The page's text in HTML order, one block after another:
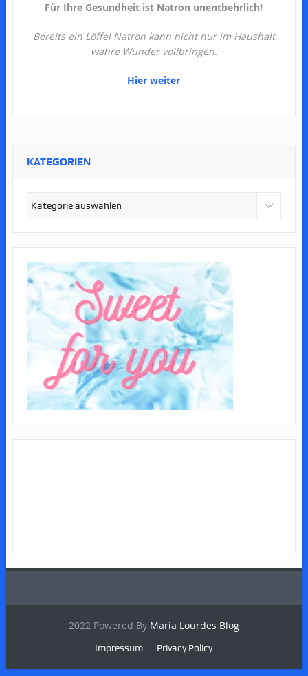
Für Ihre Gesundheit ist Natron unentbehrlich!
Bereits ein Löffel Natron kann nicht nur im Haushalt
wahre Wunder vollbringen.
Hier weiter
KATEGORIEN
2022 Powered By Maria Lourdes Blog
Impressum Privacy Policy